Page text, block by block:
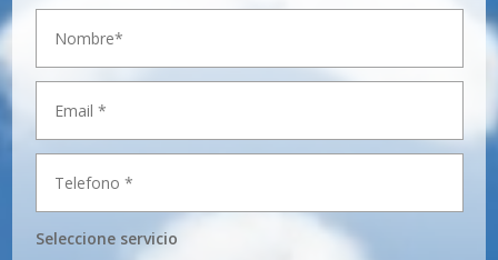
Seleccione servicio